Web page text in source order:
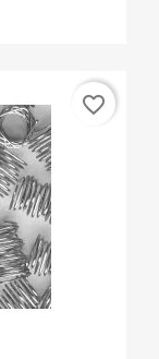
favorite_border